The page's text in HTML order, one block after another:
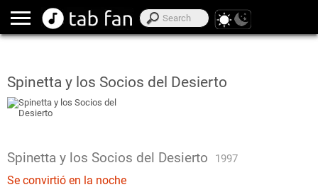
Spinetta y los Socios del Desierto
Spinetta y los Socios del Desierto 1997
Se convirtió en la noche